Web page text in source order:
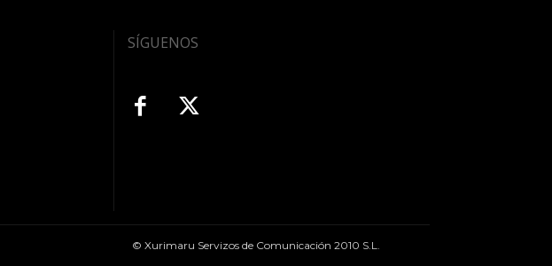
SÍGUENOS
© Xurimaru Servizos de Comunicación 2010 S.L.